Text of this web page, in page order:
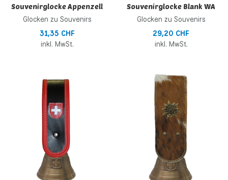
Souvenirglocke Appenzell
Glocken zu Souvenirs
31,35 CHF
inkl. MwSt.
Souvenirglocke Blank WA
Glocken zu Souvenirs
29,20 CHF
inkl. MwSt.
Zur Wunschliste hinzufügen
Zur Vergleichsliste hinzufügen
Schnellansicht